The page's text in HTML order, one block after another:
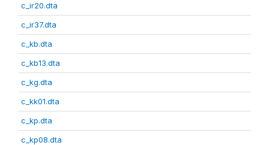
c_ir20.dta
c_ir37.dta
c_kb.dta
c_kb13.dta
c_kg.dta
c_kk01.dta
c_kp.dta
c_kp08.dta